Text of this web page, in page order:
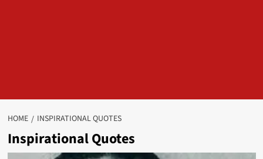
HOME INSPIRATIONAL QUOTES
Inspirational Quotes